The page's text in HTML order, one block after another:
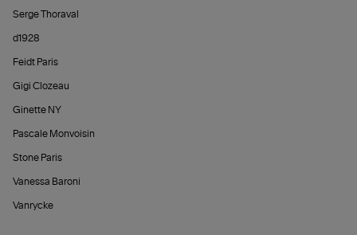
Serge Thoraval
d1928
Feidt Paris
Gigi Clozeau
Ginette NY
Pascale Monvoisin
Stone Paris
Vanessa Baroni
Vanrycke